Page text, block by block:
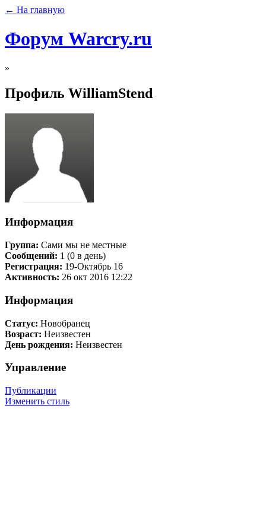
← На главную
Форум Warcry.ru
»
Профиль WilliamStend
Информация
Группа: Сами мы не местные
Сообщений: 1 (0 в день)
Регистрация: 19-Октябрь 16
Активность: 26 окт 2016 12:22
Информация
Статус: Новобранец
Возраст: Неизвестен
День рождения: Неизвестен
Управление
Публикации
Изменить стиль